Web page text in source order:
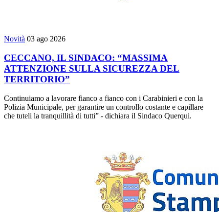
Novità 03 ago 2026
CECCANO, IL SINDACO: “MASSIMA
ATTENZIONE SULLA SICUREZZA DEL
TERRITORIO”
Continuiamo a lavorare fianco a fianco con i Carabinieri e con la
Polizia Municipale, per garantire un controllo costante e capillare
che tuteli la tranquillità di tutti” - dichiara il Sindaco Querqui.